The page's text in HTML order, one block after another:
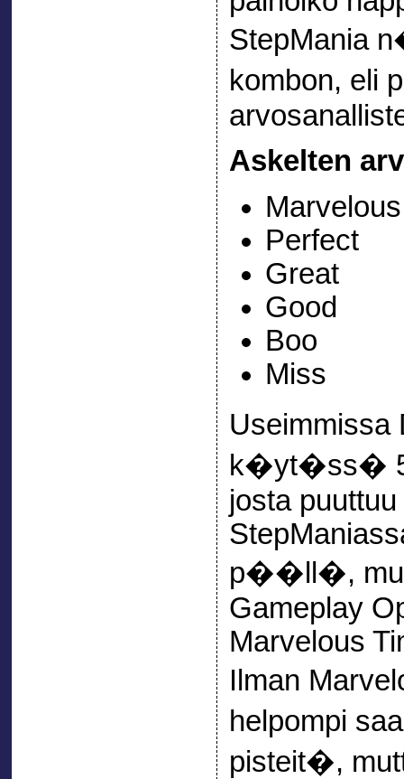
StepMania
kombon,
Askelten
Marvelous
Perfect
Great
Good
Boo
Miss
k�yt�ss�
josta
p��ll�,
Gameplay
Marvelous
Ilman
helpompi
pisteit�,